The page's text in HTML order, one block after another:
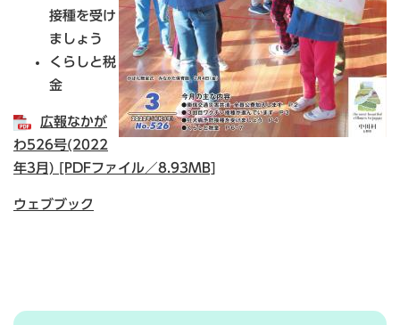
接種を受け
ましょう
くらしと税
金
広報なかが
わ526号(2022
年3月) [PDFファイル／8.93MB]
ウェブブック